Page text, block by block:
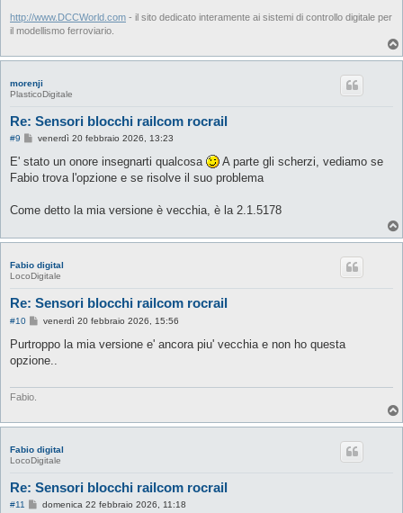
http://www.DCCWorld.com - il sito dedicato interamente ai sistemi di controllo digitale per
il modellismo ferroviario.
morenji
PlasticoDigitale
Re: Sensori blocchi railcom rocrail
#9
M
s
a
i
venerdì 20 febbraio 2026, 13:23
E' stato un onore insegnarti qualcosa
A parte gli scherzi, vediamo se
Fabio trova l'opzione e se risolve il suo problema
Come detto la mia versione è vecchia, è la 2.1.5178
Fabio digital
LocoDigitale
Re: Sensori blocchi railcom rocrail
#10
M
s
s
a
venerdì 20 febbraio 2026, 15:56
Purtroppo la mia versione e' ancora piu' vecchia e non ho questa
opzione..
Fabio.
Fabio digital
LocoDigitale
Re: Sensori blocchi railcom rocrail
#11
Mdomenica 22 febbraio 2026, 11:18